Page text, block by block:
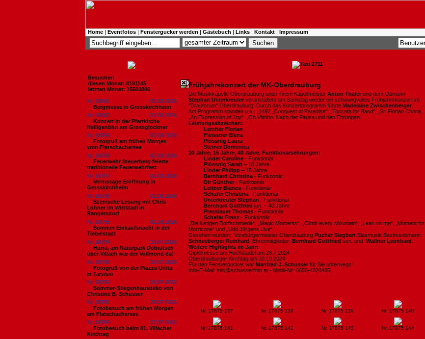
Home | Eventfotos | Fenstergucker werden | Gästebuch | Links | Kontakt | Impressum
Besucher:
diesen Monat: 8191145
letzten Monat: 15503886
Nr. 18801
06.08.2026
Bergmesse in Grosskirchheim
Nr. 18800
03.08.2026
Konzert in der Pfarrkirche
Heiligenblut am Grossglockner
Nr. 18799
03.08.2026
Fotogruß am frühen Morgen
vom Flatschachersee
Nr. 18798
02.08.2026
Feuerwehr Steuerberg feierte
traditionelle Feuerwehrfest
Nr. 18797
02.08.2026
Vernissage Eröffnung in
Grosskirchheim
Nr. 18796
02.08.2026
Szenische Lesung mit Chris
Lohner im Wirtstadl in
Rangersdorf
Nr. 18795
01.08.2026
Sommer Einkaufsnacht in der
Tiebelstadt
Nr. 18794
29.07.2026
Hurra, am Naturpark Dobratsch
über Villach war der Vollmond da!
Nr. 18793
29.07.2026
Fotogruß von der Piazza Unita
in Tarvisio
Nr. 18792
29.07.2026
Sommer-Stiegenhausdeko von
Christine B. Schusser
Nr. 18791
29.07.2026
Fotobesuch am frühen Morgen
am Flatschachersee
Nr. 18790
27.07.2026
Fotobesuch beim 81. Villacher
Kirchtag
Frühjahrskonzert der MK-Oberdrauburg
Die Musikkapelle Oberdrauburg unter ihrem Kapellmeister Anton Thaler und dem Obmann
Stephan Unterkreuter veranstaltete am Samstag wieder ein schwungvolles Frühjahrskonzert im
"Drauforum" Oberdrauburg. Durch das Konzertprogramm führte Madelaine Zwischenberger
Am Programm standen u.a.: „1492 „Conquest of Paradise“, „Toccata for Band“, „St. Florian Choral,
„An Expression of Joy“. „Oh Vitinho. Nach der Pause und den Ehrungen.
Leistungsabzeichen:
· Lercher Florian
· Fleissner Elena
· Plössnig Laura
· Steiner Domenica
10 Jahre, 15 Jahre, 40 Jahre, Funktionärsehrungen:
· Linder Caroline - Funktionär
· Plössnig Sarah – 10 Jahre
· Linder Philipp – 15 Jahre
· Bernhard Christina - Funktionär
· Dir Günther - Funktionär
· Leitner Bianca - Funktionär
· Schafer Christina - Funktionär
· Unterkreuter Stephan - Funktionär
· Bernhard Gottfried jun. – 40 Jahre
· Presslauer Thomas - Funktionär
· Schafer Franz - Funktionär
„Die lustigen Dorfschmiede“, „Magic Moments“, „Climb every Mountain“, „Lean on me“, „Moment for
Morricone“ und „Udo Jürgens Live“.
Gesehen wurden: Vizebürgermeister Oberdrauburg Pucher Siegbert Blasmusik Bezirksobmann:
Schneeberger Reinhard , Ehrenmitglieder: Bernhard Gottfried sen. und Wallner Leonhard
Weitere Highlights im Jahr:
Gipfelmesse am Hochstadel am 28.7.2024
Oberdrauburger Kirchtag am 20.10.2024
Für den Fenstergucker war Manfred J. Schusser für Sie unterwegs!
Info-E-Mail: info@schusserfoto.at - Mobil-Nr: 0650-4020485.
Nr. 17875 137 Nr. 17875 138 Nr. 17875 139 Nr. 17875 140
Nr. 17875 141 Nr. 17875 142 Nr. 17875 143 Nr. 17875 144